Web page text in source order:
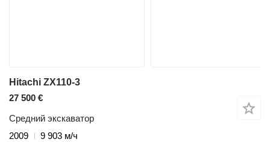
Hitachi ZX110-3
27 500 €
Средний экскаватор
2009
9 903 м/ч